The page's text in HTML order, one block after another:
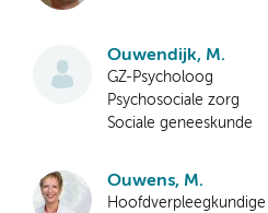
Ouwendijk, M.
GZ-Psycholoog
Psychosociale zorg
Sociale geneeskunde
Ouwens, M.